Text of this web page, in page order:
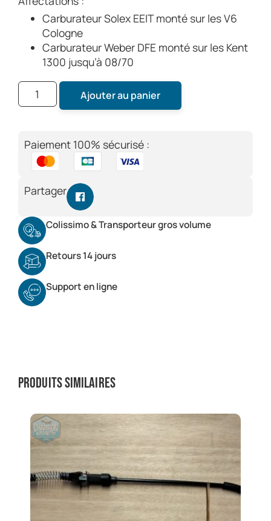
Carburateur Solex EEIT monté sur les V6
Cologne
Carburateur Weber DFE monté sur les Kent
1300 jusqu’à 08/70
Ajouter au panier
Paiement 100% sécurisé :
Partager
Colissimo & Transporteur gros volume
Retours 14 jours
Support en ligne
Produits similaires